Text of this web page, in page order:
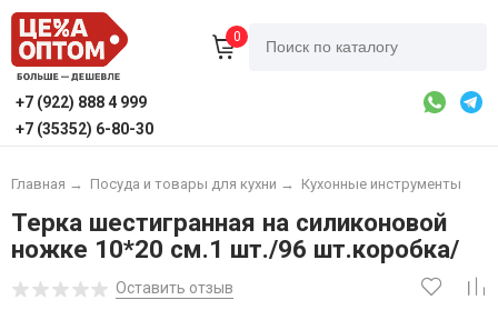
0
+7 (922) 888 4 999
+7 (35352) 6-80-30
Главная → Посуда и товары для кухни → Кухонные инструменты
Терка шестигранная на силиконовой
ножке 10*20 см.1 шт./96 шт.коробка/
Оставить отзыв